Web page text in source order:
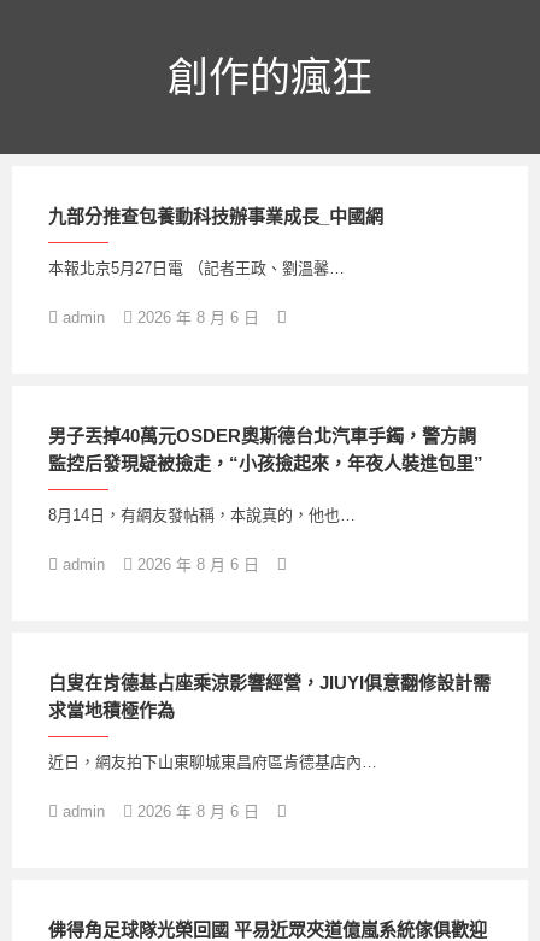
創作的瘋狂
九部分推查包養動科技辦事業成長_中國網
本報北京5月27日電 （記者王政、劉溫馨…
admin 2026 年 8 月 6 日
男子丟掉40萬元OSDER奧斯德台北汽車手鐲，警方調
監控后發現疑被撿走，“小孩撿起來，年夜人裝進包里”
8月14日，有網友發帖稱，本說真的，他也…
admin 2026 年 8 月 6 日
白叟在肯德基占座乘涼影響經營，JIUYI俱意翻修設計需
求當地積極作為
近日，網友拍下山東聊城東昌府區肯德基店內…
admin 2026 年 8 月 6 日
佛得角足球隊光榮回國 平易近眾夾道億嵐系統傢俱歡迎